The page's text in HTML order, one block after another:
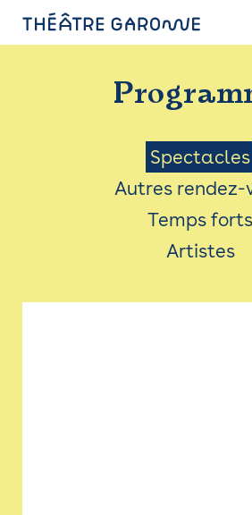
PROGRAMME
INFOS PRATIQUES
AVEC LES PUBLICS
ACCESSIBILITÉ
LES PRODUCTIONS
Menu
Saison
Spectacles
Autres rendez-
Temps forts
Artistes